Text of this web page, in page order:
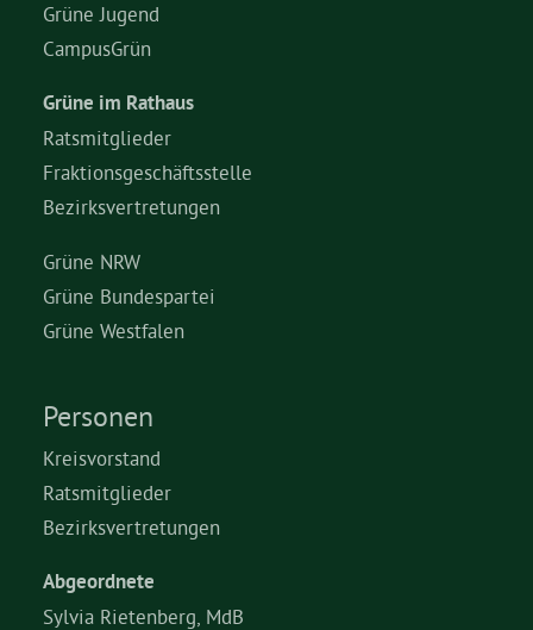
Grüne Jugend
CampusGrün
Grüne im Rathaus
Ratsmitglieder
Fraktionsgeschäftsstelle
Bezirksvertretungen
Grüne NRW
Grüne Bundespartei
Grüne Westfalen
Personen
Kreisvorstand
Ratsmitglieder
Bezirksvertretungen
Abgeordnete
Sylvia Rietenberg, MdB